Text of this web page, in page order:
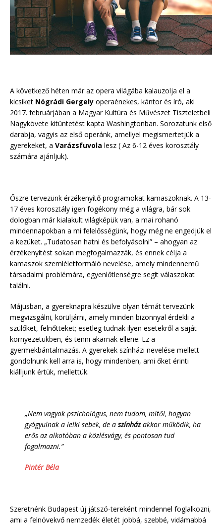
A következő héten már az opera világába kalauzolja el a
kicsiket Nógrádi Gergely operaénekes, kántor és író, aki
2017. februárjában a Magyar Kultúra és Művészet Tiszteletbeli
Nagykövete kitüntetést kapta Washingtonban. Sorozatunk első
darabja, vagyis az első operánk, amellyel megismertetjük a
gyerekeket, a Varázsfuvola lesz ( Az 6-12 éves korosztály
számára ajánljuk).
Őszre tervezünk érzékenyítő programokat kamaszoknak. A 13-
17 éves korosztály igen fogékony még a világra, bár sok
dologban már kialakult világképük van, a mai rohanó
mindennapokban a mi felelősségünk, hogy még ne engedjük el
a kezüket. „Tudatosan hatni és befolyásolni” – ahogyan az
érzékenyítést sokan megfogalmazzák, és ennek célja a
kamaszok szemléletformáló nevelése, amely mindennemű
társadalmi problémára, egyenlőtlenségre segít válaszokat
találni.
Májusban, a gyereknapra készülve olyan témát tervezünk
megvizsgálni, körüljárni, amely minden bizonnyal érdekli a
szülőket, felnőtteket; esetleg tudnak ilyen esetekről a saját
környezetükben, és tenni akarnak ellene. Ez a
gyermekbántalmazás. A gyerekek színházi nevelése mellett
gondolnunk kell arra is, hogy mindenben, ami őket érinti
kiálljunk értük, mellettük.
„Nem vagyok pszichológus, nem tudom, mitől, hogyan
gyógyulnak a lelki sebek, de a színházakkor működik, ha
erős az alkotóban a közlésvágy, és pontosan tud
fogalmazni.”
Pintér Béla
Szeretnénk Budapest új játszó-tereként mindennel foglalkozni,
ami a felnövekvő nemzedék életét jobbá, szebbé, vidámabbá